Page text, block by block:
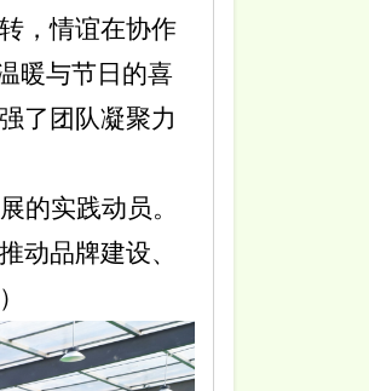
，情谊在协作
暖与节日的喜
了团队凝聚力
的实践动员。
动品牌建设、
）